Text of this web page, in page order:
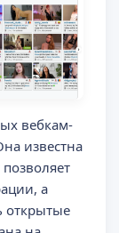
вебкам-
известна
а
открытые